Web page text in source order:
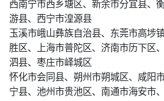
西南宁市西乡塘区、新余市分宜县、
游县、西宁市湟源县
玉溪市峨山彝族自治县、东莞市高埗
胜区、上海市普陀区、济南市历下区
泗县、枣庄市峄城区
怀化市会同县、朔州市朔城区、咸阳
宁县、池州市贵池区、南通市海安市